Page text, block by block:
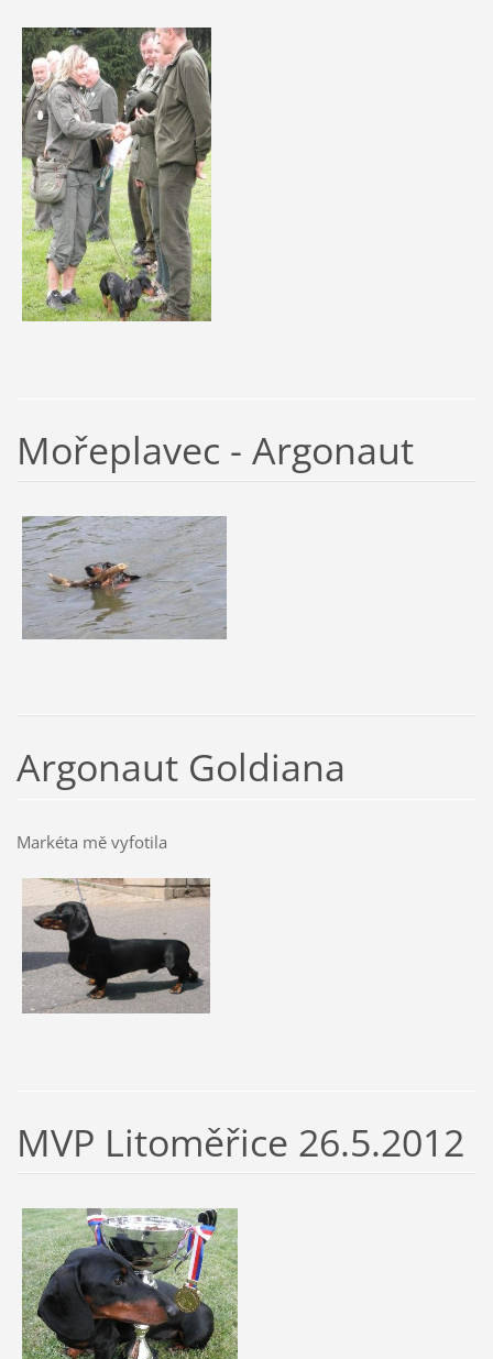
Mořeplavec - Argonaut
Argonaut Goldiana
Markéta mě vyfotila
MVP Litoměřice 26.5.2012